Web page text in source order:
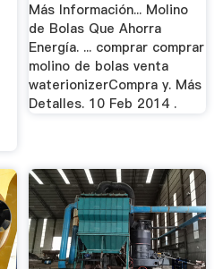
Más Información... Molino
de Bolas Que Ahorra
Energía. ... comprar comprar
molino de bolas venta
waterionizerCompra y. Más
Detalles. 10 Feb 2014 .